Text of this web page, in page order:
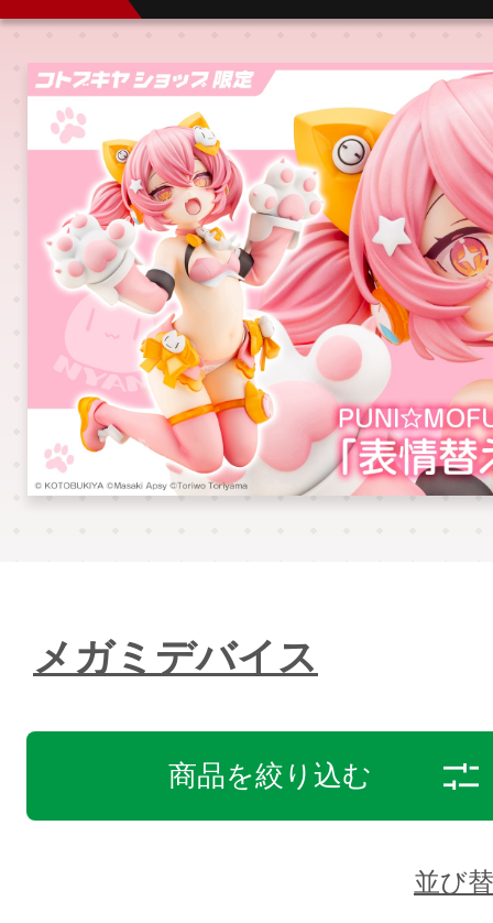
メガミデバイス
商品を絞り込む
並び